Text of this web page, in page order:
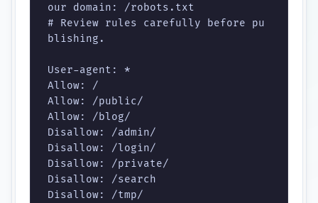
our domain: /robots.txt
# Review rules carefully before pu
blishing.
User-agent: *
Allow: /
Allow: /public/
Allow: /blog/
Disallow: /admin/
Disallow: /login/
Disallow: /private/
Disallow: /search
Disallow: /tmp/